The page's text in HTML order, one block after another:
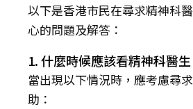
以下是香港市民在尋求精神科
心的問題及解答：
1. 什麼時候應該看精神科醫生
當出現以下情況時，應考慮尋
助：